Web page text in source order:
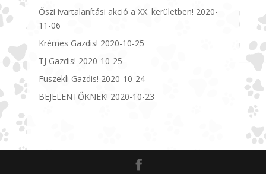
Őszi ivartalanítási akció a XX. kerületben! 2020-
11-06
Krémes Gazdis! 2020-10-25
TJ Gazdis! 2020-10-25
Fuszekli Gazdis! 2020-10-24
BEJELENTŐKNEK! 2020-10-23